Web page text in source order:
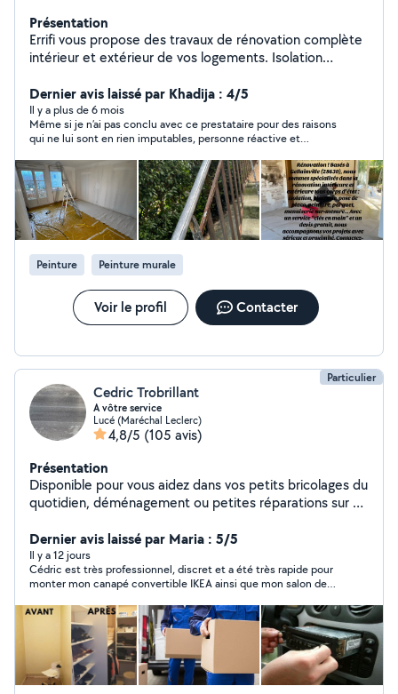
Présentation
Errifi vous propose des travaux de rénovation complète
intérieur et extérieur de vos logements. Isolation
de plaque de plâtre Création de mezzanine
Aménagement intérieur et extérieur Travaux de finition
Peinture Parquet et revêtement de sol Bardage sur
façade extérieur ou intérieur Plomberie SDB Demandez
votre devis gratuit
Dernier avis laissé par Khadija : 4/5
Il y a plus de 6 mois
Même si je n’ai pas conclu avec ce prestataire pour des raisons
qui ne lui sont en rien imputables, personne réactive et
Peinture Peinture murale
Voir le profil Contacter
Particulier
Cedric Trobrillant
A vôtre service
Lucé (Maréchal Leclerc)
4,8/5 (105 avis)
Présentation
Disponible pour vous aidez dans vos petits bricolages du
quotidien, déménagement ou petites réparations sur un
pointilleuse.
Dernier avis laissé par Maria : 5/5
Il y a 12 jours
Cédric est très professionnel, discret et a été très rapide pour
monter mon canapé convertible IKEA ainsi que mon salon de